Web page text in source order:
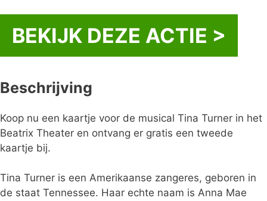
BEKIJK DEZE ACTIE >
Beschrijving
Koop nu een kaartje voor de musical Tina Turner in het
Beatrix Theater en ontvang er gratis een tweede
kaartje bij.
Tina Turner is een Amerikaanse zangeres, geboren in
de staat Tennessee. Haar echte naam is Anna Mae